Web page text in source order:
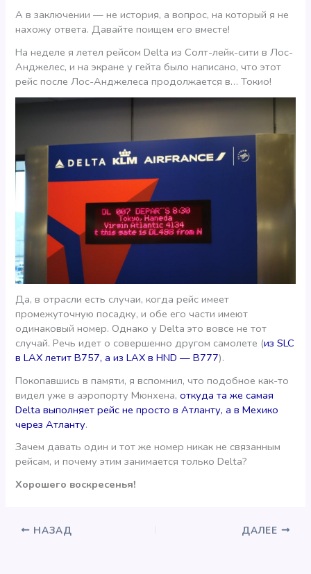
А в заключении — не история, а вопрос, на который я не
нахожу ответа. Давайте поищем его вместе!
На неделе я летел рейсом Delta из Солт-лейк-сити в Лос-
Анджелес, и на экране у гейта было написано, что этот
рейс после Лос-Анджелеса продолжается в… Токио!
Да, в отрасли есть случаи, когда рейс имеет
промежуточную посадку, и обе его части имеют
одинаковый номер. Однако у Delta это вовсе не тот
случай. Речь идет о совершенно другом самолете (из SLC
в LAX летит В757, а из LAX в HND — В777).
Покопавшись в памяти, я вспомнил, что подобное как-то
видел уже в аэропорту Мюнхена,откуда та же самая
Delta выполняет рейс не просто в Атланту, а в Мехико
через Атланту.
Зачем давать один и тот же номер никак не связанным
рейсам, и почему этим занимается только Delta?
Хорошего воскресенья!
НАЗАД ДАЛЕЕ